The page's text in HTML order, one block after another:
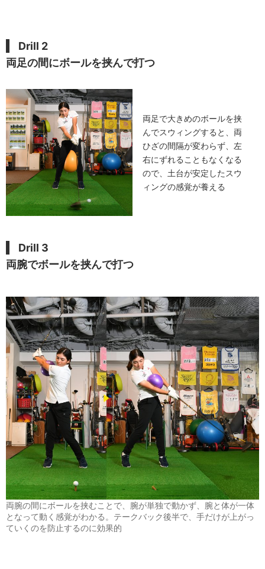
Drill 2
両足の間にボールを挟んで打つ
両足で大きめのボールを挟
んでスウィングすると、両
ひざの間隔が変わらず、左
右にずれることもなくなる
ので、土台が安定したスウ
ィングの感覚が養える
Drill 3
両腕でボールを挟んで打つ
両腕の間にボールを挟むことで、腕が単独で動かず、腕と体が一体
となって動く感覚がわかる。テークバック後半で、手だけが上がっ
ていくのを防止するのに効果的